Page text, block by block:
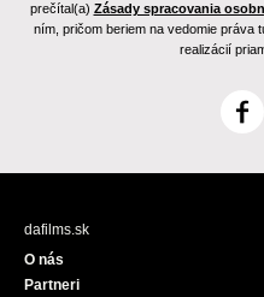
prečítal(a) Zásady spracovania
ním, pričom beriem na vedomie práva
realizácií
F
c
dafilms.sk
O nás
Partneri